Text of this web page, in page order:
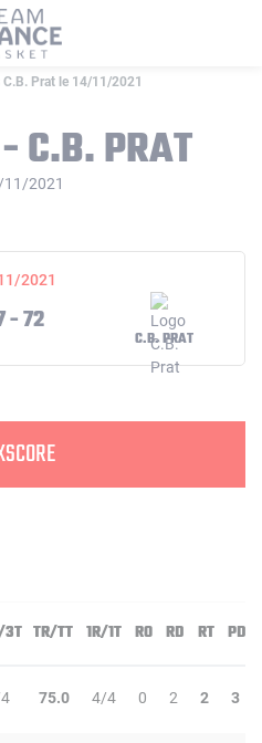
C.B. Prat le 14/11/2021
C.B. PRAT
11/2021
2021
- 72
C.B. PRAT
TR/TT 1R/1T RO RD RT PD
75.0 4/4 0 2 2 3